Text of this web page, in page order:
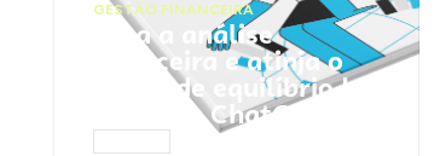
GESTÃO FINANCEIRA
Faça a análise
financeira e atinja o
ponto de equilíbrio |
Prompts ChatGPT